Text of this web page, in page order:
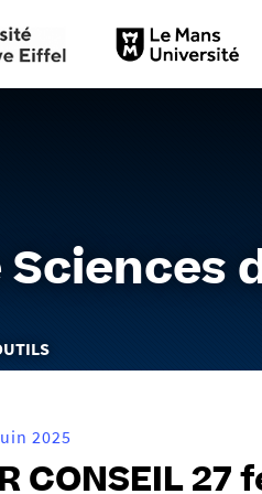
2025
CONSEIL 27